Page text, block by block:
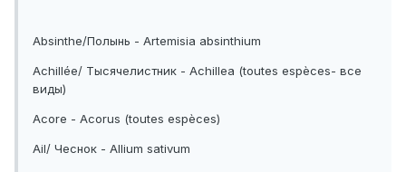
Absinthe/Полынь - Artemisia absinthium
Achillée/ Тысячелистник - Achillea (toutes espèces- все
виды)
Acore - Acorus (toutes espèces)
Ail/ Чеснок - Allium sativum